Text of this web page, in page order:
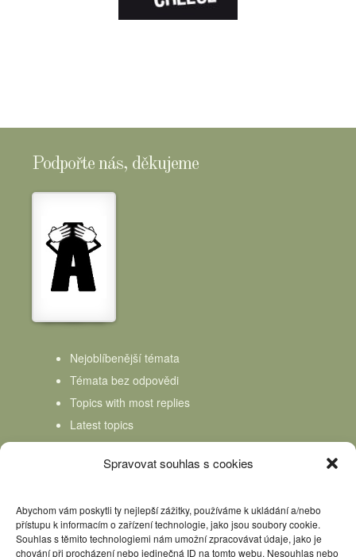
Spravovat souhlas s cookies
Abychom vám poskytli ty nejlepší zážitky, používáme k ukládání a/nebo
přístupu k informacím o zařízení technologie, jako jsou soubory cookie.
Souhlas s těmito technologiemi nám umožní zpracovávat údaje, jako je
chování při procházení nebo jedinečná ID na tomto webu. Nesouhlas nebo
Podpořte nás, děkujeme
Nejoblíbenější témata
Témata bez odpovědi
Topics with most replies
Latest topics
Topics Freshness